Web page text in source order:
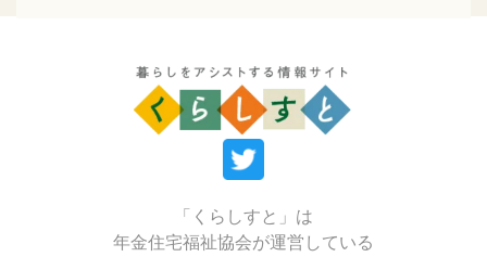
「くらしすと」は
年金住宅福祉協会が運営している